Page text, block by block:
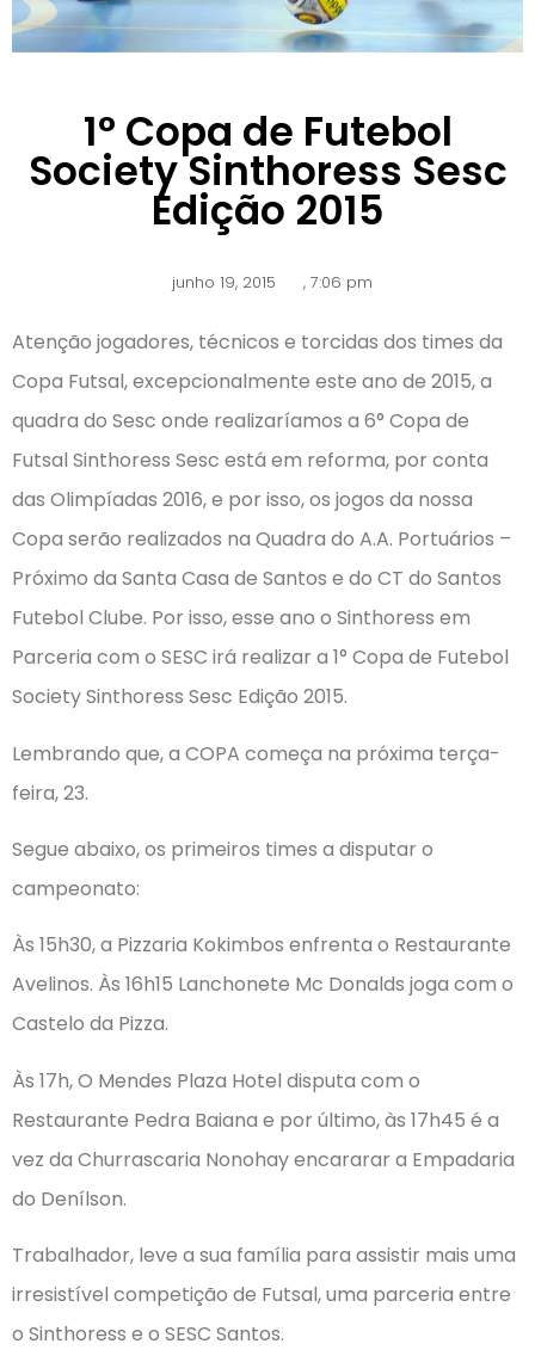
1° Copa de Futebol
Society Sinthoress Sesc
Edição 2015
junho 19, 2015 , 7:06 pm
Atenção jogadores, técnicos e torcidas dos times da
Copa Futsal, excepcionalmente este ano de 2015, a
quadra do Sesc onde realizaríamos a 6° Copa de
Futsal Sinthoress Sesc está em reforma, por conta
das Olimpíadas 2016, e por isso, os jogos da nossa
Copa serão realizados na Quadra do A.A. Portuários –
Próximo da Santa Casa de Santos e do CT do Santos
Futebol Clube. Por isso, esse ano o Sinthoress em
Parceria com o SESC irá realizar a 1° Copa de Futebol
Society Sinthoress Sesc Edição 2015.
Lembrando que, a COPA começa na próxima terça-
feira, 23.
Segue abaixo, os primeiros times a disputar o
campeonato:
Às 15h30, a Pizzaria Kokimbos enfrenta o Restaurante
Avelinos. Às 16h15 Lanchonete Mc Donalds joga com o
Castelo da Pizza.
Às 17h, O Mendes Plaza Hotel disputa com o
Restaurante Pedra Baiana e por último, às 17h45 é a
vez da Churrascaria Nonohay encararar a Empadaria
do Denílson.
Trabalhador, leve a sua família para assistir mais uma
irresistível competição de Futsal, uma parceria entre
o Sinthoress e o SESC Santos.